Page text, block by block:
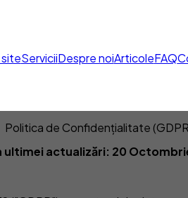
ServiciiDespre noiArticoleFAQ
Politica de Confidențialitate
ultimei actualizări: 20